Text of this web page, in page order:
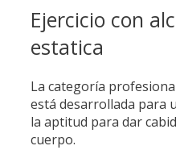
Ejercicio con
estatica
La categoría
está desarrollada para
la aptitud para dar
cuerpo.